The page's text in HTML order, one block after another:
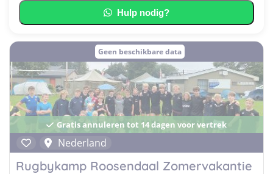
Hulp nodig?
Geen beschikbare data
Gratis annuleren tot 14 dagen voor vertrek
Nederland
Rugbykamp Roosendaal Zomervakantie